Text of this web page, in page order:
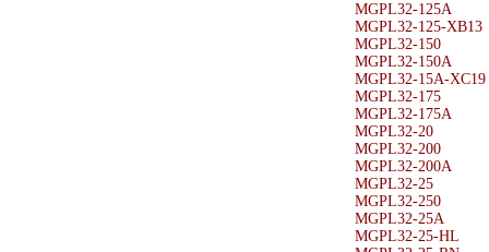
MGPL32-125A
MGPL32-125-XB13
MGPL32-150
MGPL32-150A
MGPL32-15A-XC19
MGPL32-175
MGPL32-175A
MGPL32-20
MGPL32-200
MGPL32-200A
MGPL32-25
MGPL32-250
MGPL32-25A
MGPL32-25-HL